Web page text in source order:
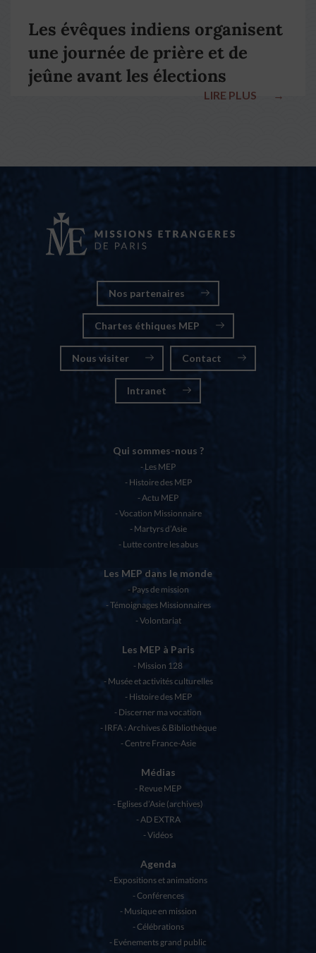
Les évêques indiens organisent
une journée de prière et de
jeûne avant les élections
LIRE PLUS →
Nos partenaires
Chartes éthiques MEP
Nous visiter Contact
Intranet
Qui sommes-nous ?
Les MEP
Histoire des MEP
Actu MEP
Vocation Missionnaire
Martyrs d’Asie
Lutte contre les abus
Les MEP dans le monde
Pays de mission
Témoignages Missionnaires
Volontariat
Les MEP à Paris
Mission 128
Musée et activités culturelles
Histoire des MEP
Discerner ma vocation
IRFA : Archives & Bibliothèque
Centre France-Asie
Médias
Revue MEP
Eglises d’Asie (archives)
AD EXTRA
Vidéos
Agenda
Expositions et animations
Conférences
Musique en mission
Célébrations
Evénements grand public